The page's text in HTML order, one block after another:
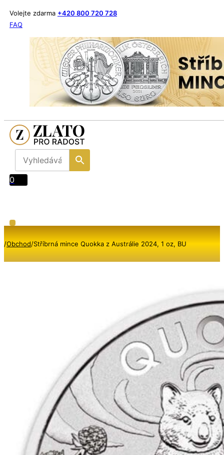
Volejte zdarma +420 800 720 728
FAQ
0
/Obchod/Stříbrná mince Quokka z Austrálie 2024, 1 oz, BU